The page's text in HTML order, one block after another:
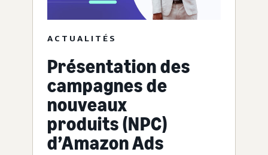
ACTUALITÉS
Présentation des
campagnes de
nouveaux
produits (NPC)
d’Amazon Ads